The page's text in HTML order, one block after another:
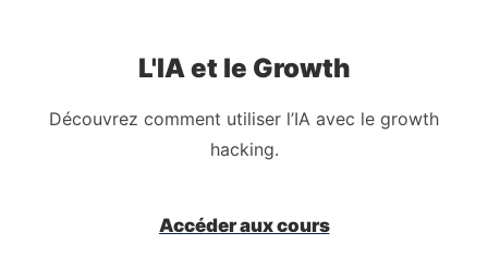
L'IA et le Growth
Découvrez comment utiliser l’IA avec le growth
hacking.
Accéder aux cours